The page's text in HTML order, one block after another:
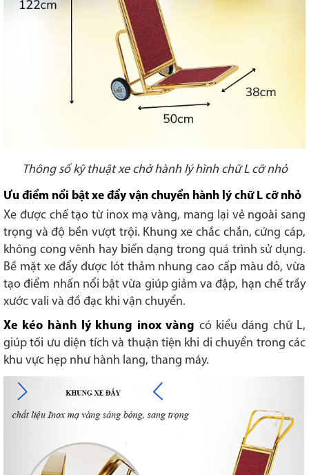
Thông số kỹ thuật xe chở hành lý hình chữ L cỡ nhỏ
Ưu điểm nổi bật xe đẩy vận chuyển hành lý chữ L cỡ nhỏ
Xe được chế tạo từ inox mạ vàng, mang lại vẻ ngoài sang
trọng và độ bền vượt trội. Khung xe chắc chắn, cứng cáp,
không cong vênh hay biến dạng trong quá trình sử dụng.
Bề mặt xe đẩy được lót thảm nhung cao cấp màu đỏ, vừa
tạo điểm nhấn nổi bật vừa giúp giảm va đập, hạn chế trầy
xước vali và đồ đạc khi vận chuyển.
Xe kéo hành lý khung inox vàng có kiểu dáng chữ L,
giúp tối ưu diện tích và thuận tiện khi di chuyển trong các
khu vực hẹp như hành lang, thang máy.